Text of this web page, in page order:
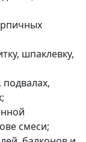
шпаклевку,
смеси;